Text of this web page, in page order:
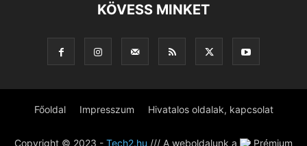
KÖVESS MINKET
Főoldal Impresszum Hivatalos oldalak, kapcsolat
Copyright © 2023 - Tech2.hu /// A weboldalunk a Prémium